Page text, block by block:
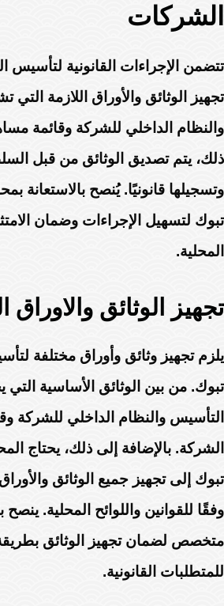
الشركات
تتضمن الإجراءات القانونية
تجهيز الوثائق والأوراق اللازمة
والنظام الداخلي للشركة وقائمة
ذلك، يتم تصديق الوثائق من قبل
وتسجيلها قانونيًا. يُنصح
تبوك لتسهيل الإجراءات وضمان
المحلية.
تجهيز الوثائق والاوراق
يلزم تجهيز وثائق وأوراق مختلفة
تبوك. من بين الوثائق الأساسية التي
التأسيس والنظام الداخلي للشركة
الشركة. بالإضافة إلى ذلك، يحتاج
تبوك إلى تجهيز جميع الوثائق
وفقًا للقوانين واللوائح المحلية. ينصح
متخصص لضمان تجهيز الوثائق
للمتطلبات القانونية.